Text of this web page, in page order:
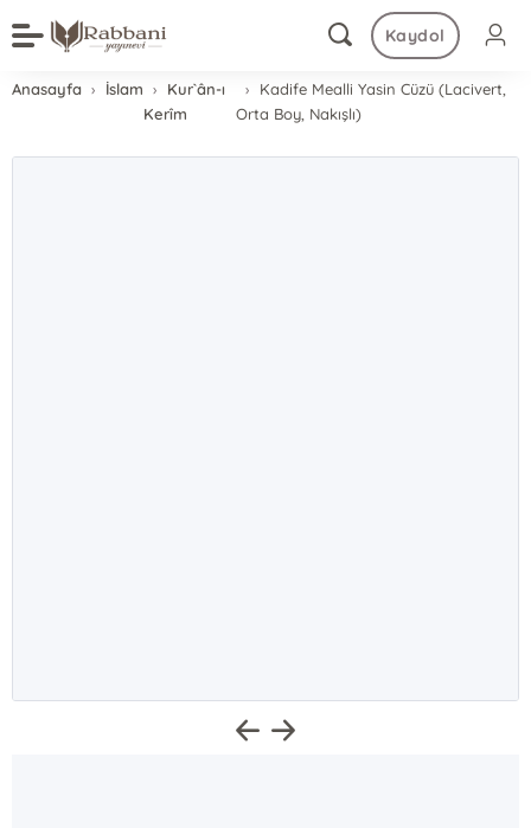
Kaydol
Anasayfa İslam
Kur`ân-ı
Kerîm
Kadife Mealli Yasin Cüzü (Lacivert,
Orta Boy, Nakışlı)